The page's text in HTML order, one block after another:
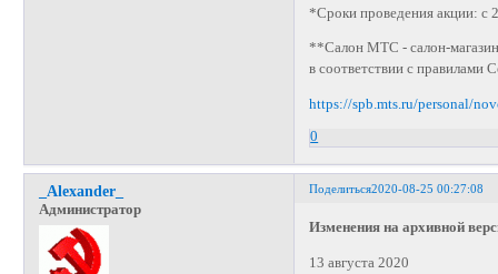
*Сроки проведения акции: с
**Салон МТС - салон-
в соответствии с правилами
https://spb.mts.ru/personal/
0
Поделиться2020-08-25 00:27:08
_Alexander_
Администратор
Изменения на архивной
13 августа 2020